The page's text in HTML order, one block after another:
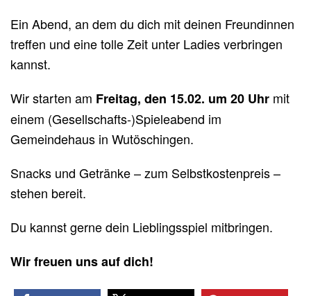
Ein Abend, an dem du dich mit deinen Freundinnen
treffen und eine tolle Zeit unter Ladies verbringen
kannst.
Wir starten am Freitag, den 15.02. um 20 Uhr mit
einem (Gesellschafts-)Spieleabend im
Gemeindehaus in Wutöschingen.
Snacks und Getränke – zum Selbstkostenpreis –
stehen bereit.
Du kannst gerne dein Lieblingsspiel mitbringen.
Wir freuen uns auf dich!